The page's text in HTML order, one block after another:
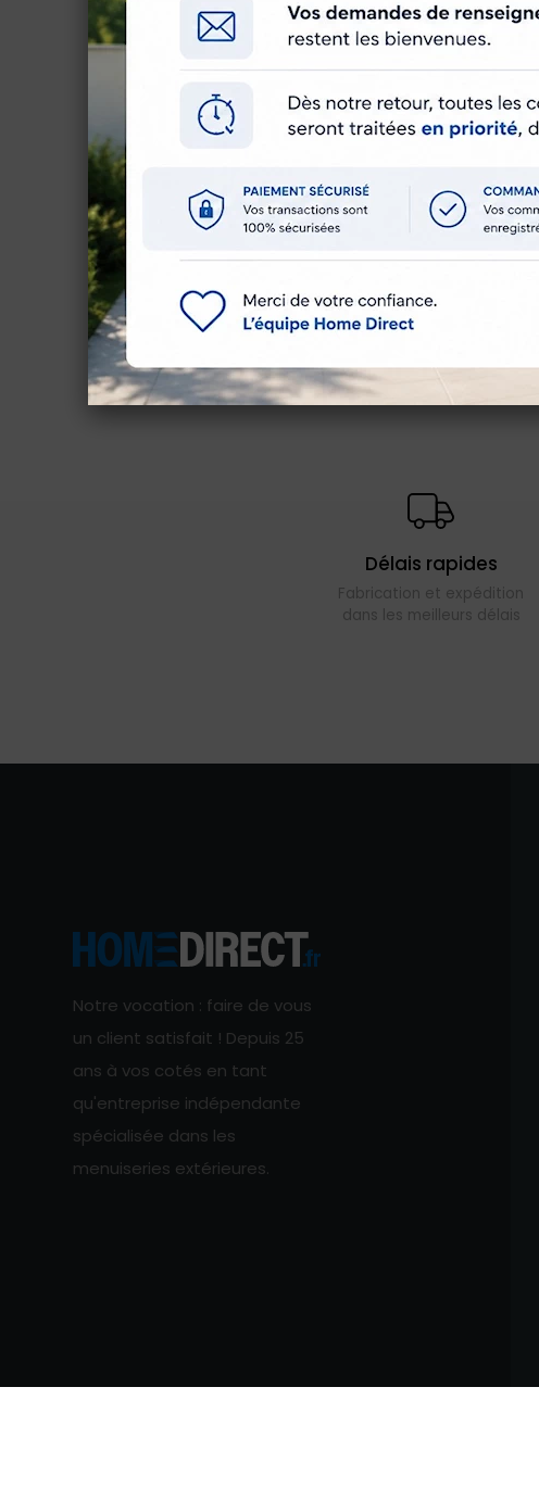
Caractéristiques techniques
Référence
Délais rapides
Fabrication et expédition
dans les meilleurs délais
Notre vocation : faire de vous
un client satisfait ! Depuis 25
ans à vos cotés en tant
qu'entreprise indépendante
spécialisée dans les
menuiseries extérieures.